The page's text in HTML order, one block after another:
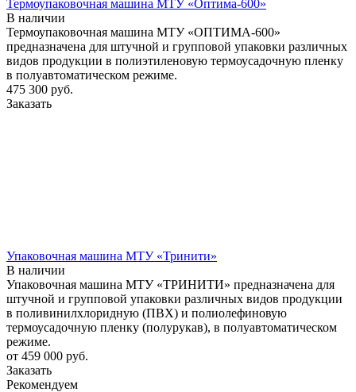
Термоупаковочная машина МТУ «Оптима-600»
В наличии
Термоупаковочная машина МТУ «ОПТИМА-600»
предназначена для штучной и групповой упаковки различных
видов продукции в полиэтиленовую термоусадочную пленку
в полуавтоматическом режиме.
475 300 руб.
Заказать
Упаковочная машина МТУ «Тринити»
В наличии
Упаковочная машина МТУ «ТРИНИТИ» предназначена для
штучной и групповой упаковки различных видов продукции
в поливинилхлоридную (ПВХ) и полиолефиновую
термоусадочную пленку (полурукав), в полуавтоматическом
режиме.
от 459 000 руб.
Заказать
Рекомендуем